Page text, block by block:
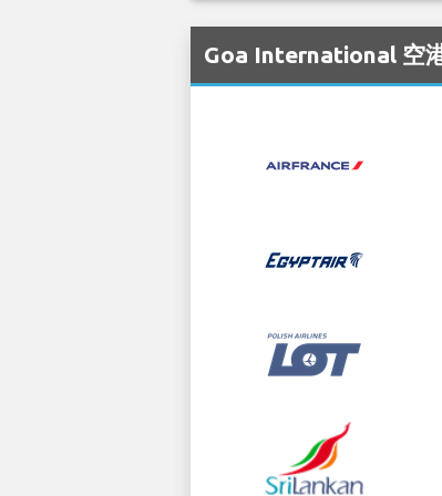
Goa International 空